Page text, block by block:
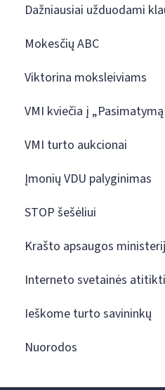
Dažniausiai užduodami
Mokesčių ABC
Viktorina moksleiviams
VMI kviečia į
VMI turto aukcionai
Įmonių VDU palyginimas
STOP šešėliui
Krašto apsaugos
Interneto svetainės
Ieškome turto savininkų
Nuorodos